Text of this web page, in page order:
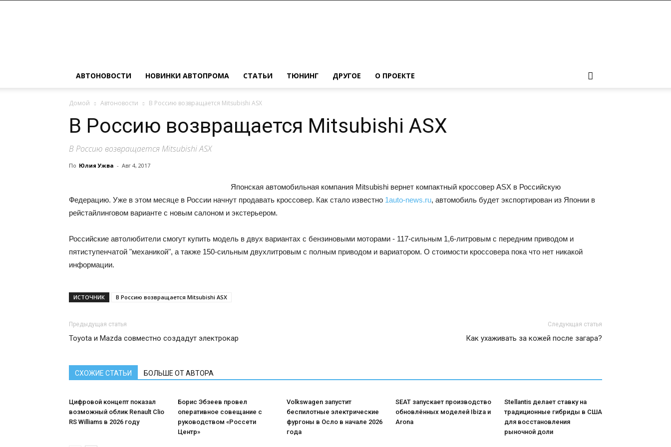
АВТОНОВОСТИ НОВИНКИ АВТОПРОМА СТАТЬИ ТЮНИНГ ДРУГОЕ О ПРОЕКТЕ
Домой Автоновости В Россию возвращается Mitsubishi ASX
В Россию возвращается Mitsubishi ASX
В Россию возвращается Mitsubishi ASX
По Юлия Ужва - Авг 4, 2017
Японская автомобильная компания Mitsubishi вернет компактный кроссовер ASX в Российскую
Федерацию. Уже в этом месяце в России начнут продавать кроссовер. Как стало известно 1auto-news.ru, автомобиль будет экспортирован из Японии в
рейстайлинговом варианте с новым салоном и экстерьером.
Российские автолюбители смогут купить модель в двух вариантах с бензиновыми моторами - 117-сильным 1,6-литровым с передним приводом и
пятиступенчатой "механикой", а также 150-сильным двухлитровым с полным приводом и вариатором. О стоимости кроссовера пока что нет никакой
информации.
ИСТОЧНИК В Россию возвращается Mitsubishi ASX
Предыдущая статья
Toyota и Mazda совместно создадут электрокар
Следующая статья
Как ухаживать за кожей после загара?
СХОЖИЕ СТАТЬИ БОЛЬШЕ ОТ АВТОРА
Цифровой концепт показал
возможный облик Renault Clio
RS Williams в 2026 году
Борис Эбзеев провел
оперативное совещание с
руководством «Россети
Центр»
Volkswagen запустит
беспилотные электрические
фургоны в Осло в начале 2026
года
SEAT запускает производство
обновлённых моделей Ibiza и
Arona
Stellantis делает ставку на
традиционные гибриды в США
для восстановления
рыночной доли